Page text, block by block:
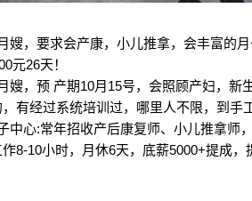
嫂，要求会产康，小儿推拿，会丰富的
元26天！
嫂，预 产期10月15号，会照顾产妇，
有经过系统培训过，哪里人不限，到手
中心:常年招收产后康复师、小儿推拿师
8-10小时，月休6天，底薪5000+提成